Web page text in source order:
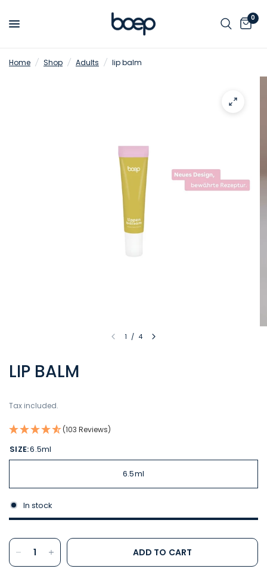
0
Home / Shop / Adults / lip balm
1 / 4
LIP BALM
Tax included.
(103 Reviews)
SIZE:6.5ml
6.5ml
In stock
ADD TO CART